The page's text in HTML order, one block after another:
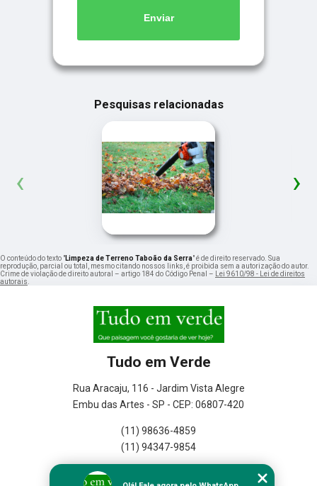
Enviar
Pesquisas relacionadas
‹ ›
O conteúdo do texto "Limpeza de Terreno Taboão da Serra" é de direito reservado. Sua
reprodução, parcial ou total, mesmo citando nossos links, é proibida sem a autorização do autor.
Crime de violação de direito autoral – artigo 184 do Código Penal – Lei 9610/98 - Lei de direitos
autorais.
Tudo em Verde
Rua Aracaju, 116 - Jardim Vista Alegre
Embu das Artes - SP - CEP: 06807-420
(11) 98636-4859
(11) 94347-9854